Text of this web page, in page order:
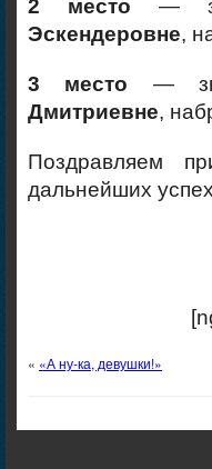
2 место —
Эскендеровне,
3 место —
Дмитриевне,
Поздравляем
дальнейших
« «А ну-ка, девушки!»